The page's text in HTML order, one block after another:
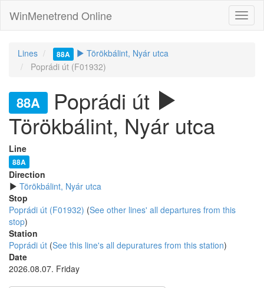
WinMenetrend Online
Lines 88A
Törökbálint, Nyár utca
Poprádi út (F01932)
88A
Poprádi út
Törökbálint, Nyár utca
Line
88A
Direction
Törökbálint, Nyár utca
Stop
Poprádi út (F01932) (See other lines' all departures from this
stop)
Station
Poprádi út (See this line's all depuratures from this station)
Date
2026.08.07. Friday